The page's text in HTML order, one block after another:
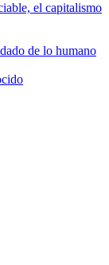
el capitalismo
de lo humano